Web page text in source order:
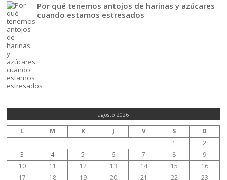
Por qué tenemos antojos de harinas y azúcares
cuando estamos estresados
agosto 2026
L M X J V S
D
1
2
3
4 5 6 7 8
9
10
11 12 13 14 15
16
17
18 19 20 21 22 23